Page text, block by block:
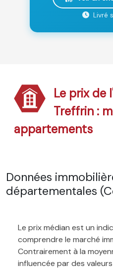
Livré
Le prix de
Treffrin :
appartements
Données
départementales
Le prix médian est un
comprendre le marché
Contrairement à la
influencée par des